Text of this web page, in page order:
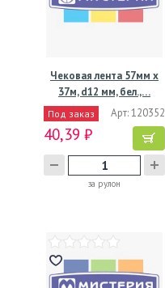
Чековая лента 57мм х
37м, d12 мм, бел.,…
Под заказ Арт: 120352
40,39 ₽
за рулон